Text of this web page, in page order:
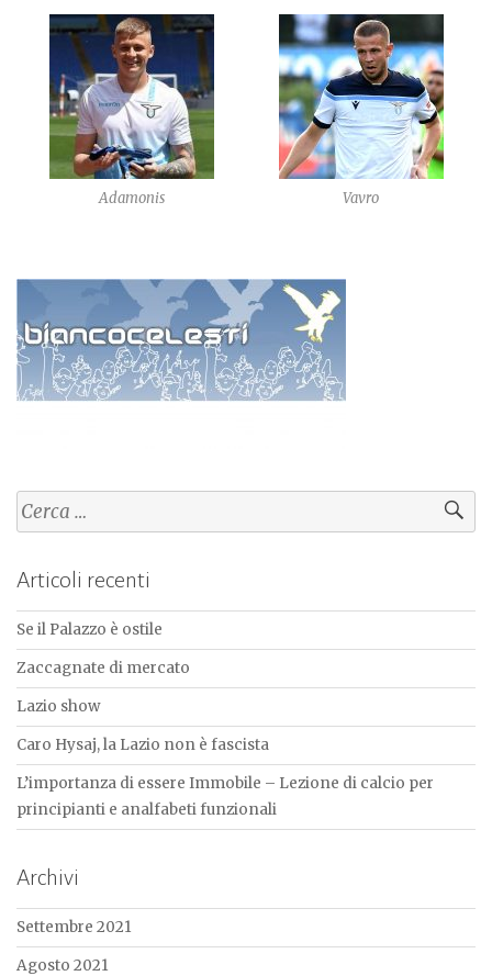
Adamonis Vavro
Ricerca
per:
Articoli recenti
Se il Palazzo è ostile
Zaccagnate di mercato
Lazio show
Caro Hysaj, la Lazio non è fascista
L’importanza di essere Immobile – Lezione di calcio per
principianti e analfabeti funzionali
Archivi
Settembre 2021
Agosto 2021